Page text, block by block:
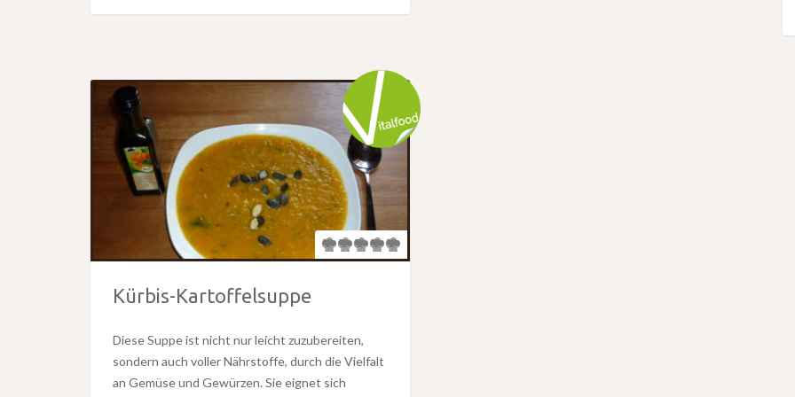
Kürbis-Kartoffelsuppe
Diese Suppe ist nicht nur leicht zuzubereiten,
sondern auch voller Nährstoffe, durch die Vielfalt
an Gemüse und Gewürzen. Sie eignet sich